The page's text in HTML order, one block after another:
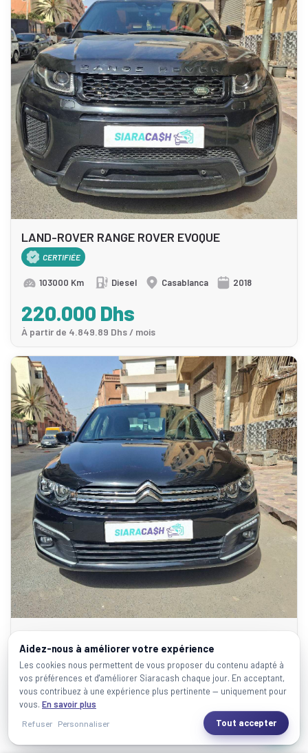
LAND-ROVER RANGE ROVER EVOQUE
CERTIFIÉE
103000 Km Diesel Casablanca 2018
220.000 Dhs
À partir de 4.849.89 Dhs / mois
CITROEN C-ELYSEE
CERTIFIÉE
79000 Km Diesel Casablanca 2020
125.000 Dhs
À partir de 2.782.7 Dhs / mois
Aidez-nous à améliorer votre expérience
Les cookies nous permettent de vous proposer du contenu adapté à
vos préférences et d'améliorer Siaracash chaque jour. En acceptant,
vous contribuez à une expérience plus pertinente — uniquement pour
vous. En savoir plus
Refuser Personnaliser Tout accepter